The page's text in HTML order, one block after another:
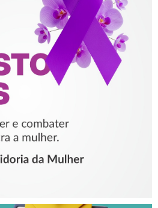
– ACOLHER,
E COMBATER A
CONTRA A